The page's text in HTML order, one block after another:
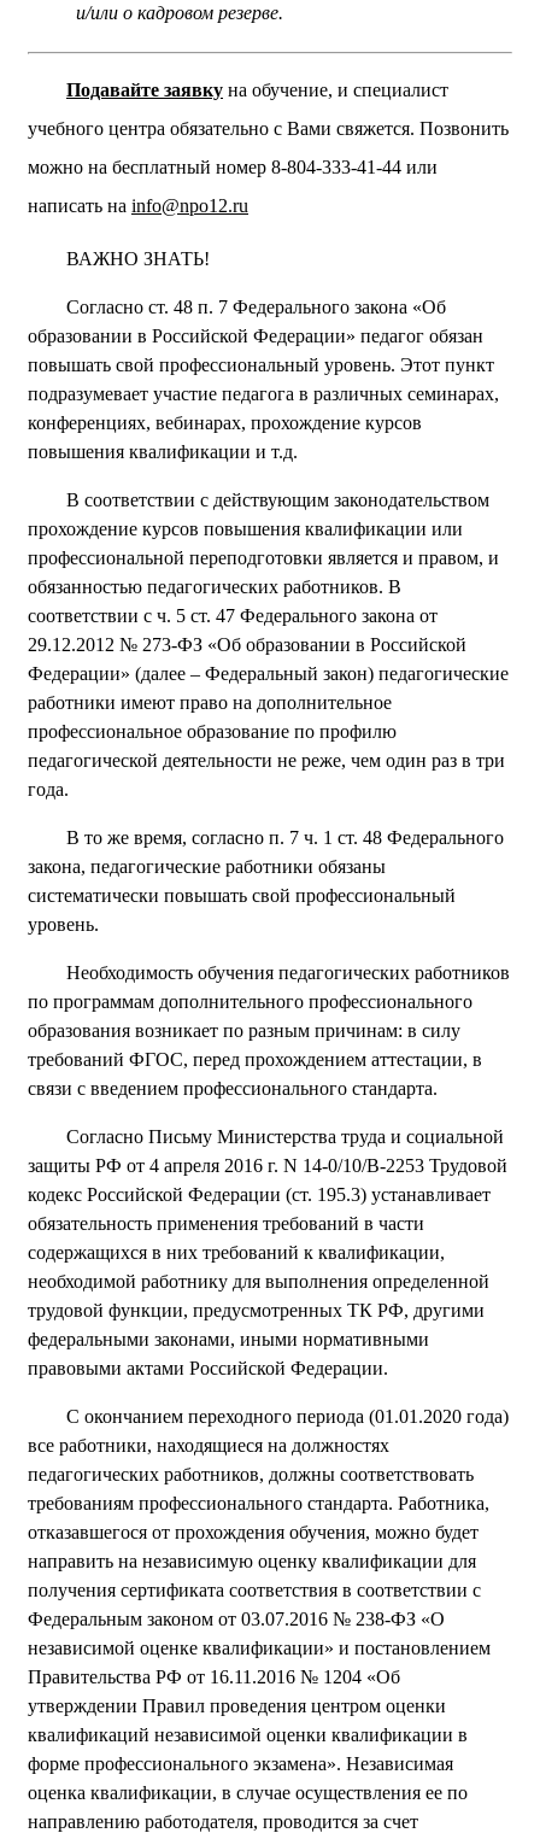
и/или о кадровом резерве.
Подавайте заявку на обучение, и специалист
учебного центра обязательно с Вами свяжется. Позвонить
можно на бесплатный номер 8-804-333-41-44 или
написать на info@npo12.ru
ВАЖНО ЗНАТЬ!
Согласно ст. 48 п. 7 Федерального закона «Об
образовании в Российской Федерации» педагог обязан
повышать свой профессиональный уровень. Этот пункт
подразумевает участие педагога в различных семинарах,
конференциях, вебинарах, прохождение курсов
повышения квалификации и т.д.
В соответствии с действующим законодательством
прохождение курсов повышения квалификации или
профессиональной переподготовки является и правом, и
обязанностью педагогических работников. В
соответствии с ч. 5 ст. 47 Федерального закона от
29.12.2012 № 273-ФЗ «Об образовании в Российской
Федерации» (далее – Федеральный закон) педагогические
работники имеют право на дополнительное
профессиональное образование по профилю
педагогической деятельности не реже, чем один раз в три
года.
В то же время, согласно п. 7 ч. 1 ст. 48 Федерального
закона, педагогические работники обязаны
систематически повышать свой профессиональный
уровень.
Необходимость обучения педагогических работников
по программам дополнительного профессионального
образования возникает по разным причинам: в силу
требований ФГОС, перед прохождением аттестации, в
связи с введением профессионального стандарта.
Согласно Письму Министерства труда и социальной
защиты РФ от 4 апреля 2016 г. N 14-0/10/В-2253 Трудовой
кодекс Российской Федерации (ст. 195.3) устанавливает
обязательность применения требований в части
содержащихся в них требований к квалификации,
необходимой работнику для выполнения определенной
трудовой функции, предусмотренных ТК РФ, другими
федеральными законами, иными нормативными
правовыми актами Российской Федерации.
С окончанием переходного периода (01.01.2020 года)
все работники, находящиеся на должностях
педагогических работников, должны соответствовать
требованиям профессионального стандарта. Работника,
отказавшегося от прохождения обучения, можно будет
направить на независимую оценку квалификации для
получения сертификата соответствия в соответствии с
Федеральным законом от 03.07.2016 № 238-ФЗ «О
независимой оценке квалификации» и постановлением
Правительства РФ от 16.11.2016 № 1204 «Об
утверждении Правил проведения центром оценки
квалификаций независимой оценки квалификации в
форме профессионального экзамена». Независимая
оценка квалификации, в случае осуществления ее по
направлению работодателя, проводится за счет